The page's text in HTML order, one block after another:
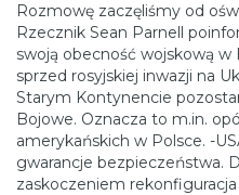
Rozmowę zaczęliśmy od
Rzecznik Sean Parnell
swoją obecność wojskową w
sprzed rosyjskiej inwazji na
Starym Kontynencie
Bojowe. Oznacza to m.in.
amerykańskich w Polsce. -
gwarancje bezpieczeństwa.
zaskoczeniem